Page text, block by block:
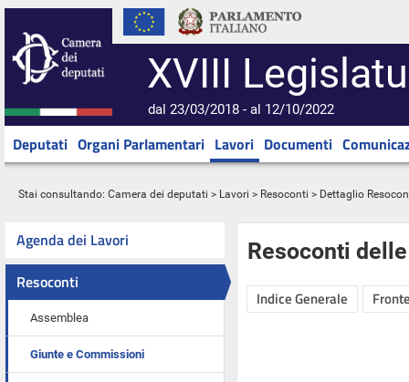
XVIII
dal 23/03/2018 - al 12/10/2022
Deputati Organi Parlamentari Lavori Documenti
Stai consultando: Camera dei deputati > Lavori > Resoconti > Dettaglio
Agenda dei Lavori
Resoconti
Assemblea
Giunte e Commissioni
Resoconti
Indice Generale